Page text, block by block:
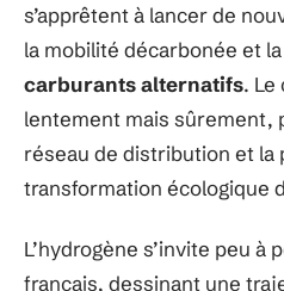
s’apprêtent à lancer de
la mobilité décarbonée et
carburants alternatifs. Le
lentement mais sûrement,
réseau de distribution et la
transformation écologique
L’hydrogène s’invite peu à
français, dessinant une